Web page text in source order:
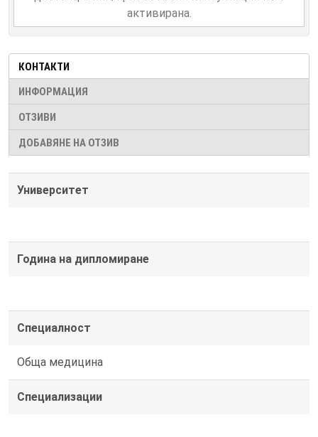
активирана.
КОНТАКТИ
ИНФОРМАЦИЯ
ОТЗИВИ
ДОБАВЯНЕ НА ОТЗИВ
Университет
Година на дипломиране
Специалност
Обща медицина
Специализации